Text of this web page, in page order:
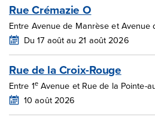
Rue Crémazie O
Entre Avenue de Manrèse et Avenue
Du 17 août au 21 août 2026
Rue de la Croix-Rouge
Entre 1eAvenue et Rue de la Pointe-
10 août 2026